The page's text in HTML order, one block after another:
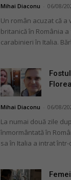
Mihai Diaconu 06/08/
Un român acuzat că
britanică în România
carabinieri în Italia.
Mihai Diaconu 06/08/
La numai două zile
înmormântată în
sa în Italia a intrat într-